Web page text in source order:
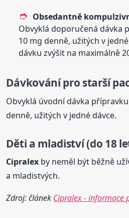
Obsedantně
Obvyklá doporučená dávka
10 mg denně, užitých v
dávku zvýšit na maximálně
Dávkování pro starší
Obvyklá úvodní dávka přípravku
denně, užitých v jedné dávce.
Děti a mladiství (do 18
Cipralex by neměl být běžně
a mladistvých.
Zdroj: článek Cipralex - informace